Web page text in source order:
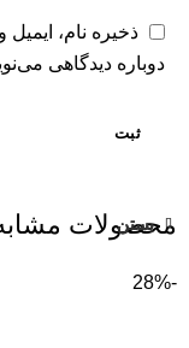
ذخیره نام،
دوباره دیدگاهی
محصولات
-28%
بستن
بستن